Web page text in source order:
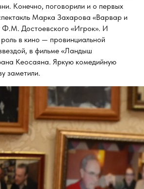
Конечно, поговорили и о первых
Марка Захарова «Варвар и
Ф.М. Достоевского «Игрок». И
в кино — провинциальной
в фильме «Ландыш
Кеосаяна. Яркую комедийную
заметили.